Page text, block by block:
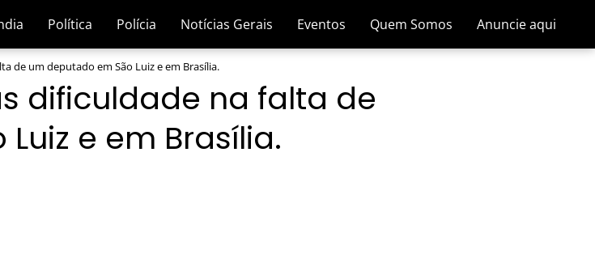
Política Polícia Notícias Gerais Eventos Quem Somos Anuncie aqui
de um deputado em São Luiz e em Brasília.
dificuldade na falta de
e em Brasília.